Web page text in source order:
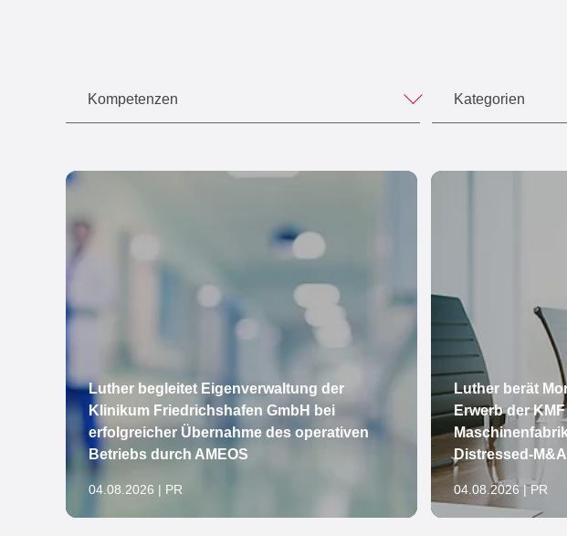
Kompetenzen Kategorien
Luther begleitet Eigenverwaltung der
Klinikum Friedrichshafen GmbH bei
erfolgreicher Übernahme des operativen
Betriebs durch AMEOS
04.08.2026 | PR
Luther berät
Erwerb der
Distressed-
04.08.2026 | PR